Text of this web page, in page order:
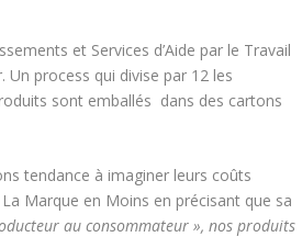
et Services d’Aide par le Travail
Un process qui divise par 12 les
sont emballés dans des cartons
tendance à imaginer leurs coûts
Marque en Moins en précisant que sa
au consommateur », nos produits